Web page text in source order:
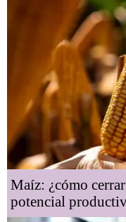
Maíz: ¿cómo
potencial